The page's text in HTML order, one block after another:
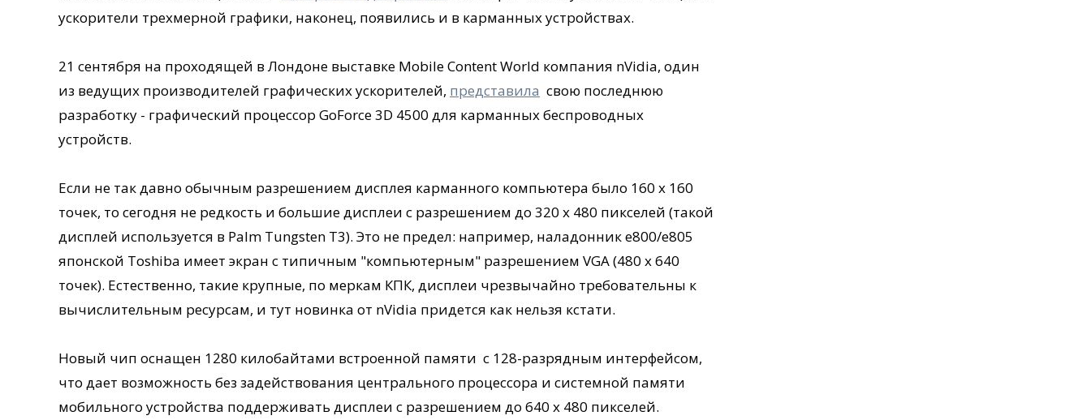
ускорители трехмерной графики, наконец, появились и в карманных устройствах.
21 сентября на проходящей в Лондоне выставке Mobile Content World компания nVidia, один
из ведущих производителей графических ускорителей, представила свою последнюю
разработку - графический процессор GoForce 3D 4500 для карманных беспроводных
устройств.
Если не так давно обычным разрешением дисплея карманного компьютера было 160 х 160
точек, то сегодня не редкость и большие дисплеи с разрешением до 320 х 480 пикселей (такой
дисплей используется в Palm Tungsten T3). Это не предел: например, наладонник е800/е805
японской Toshiba имеет экран с типичным "компьютерным" разрешением VGA (480 х 640
точек). Естественно, такие крупные, по меркам КПК, дисплеи чрезвычайно требовательны к
вычислительным ресурсам, и тут новинка от nVidia придется как нельзя кстати.
Новый чип оснащен 1280 килобайтами встроенной памяти с 128-разрядным интерфейсом,
что дает возможность без задействования центрального процессора и системной памяти
мобильного устройства поддерживать дисплеи с разрешением до 640 х 480 пикселей.